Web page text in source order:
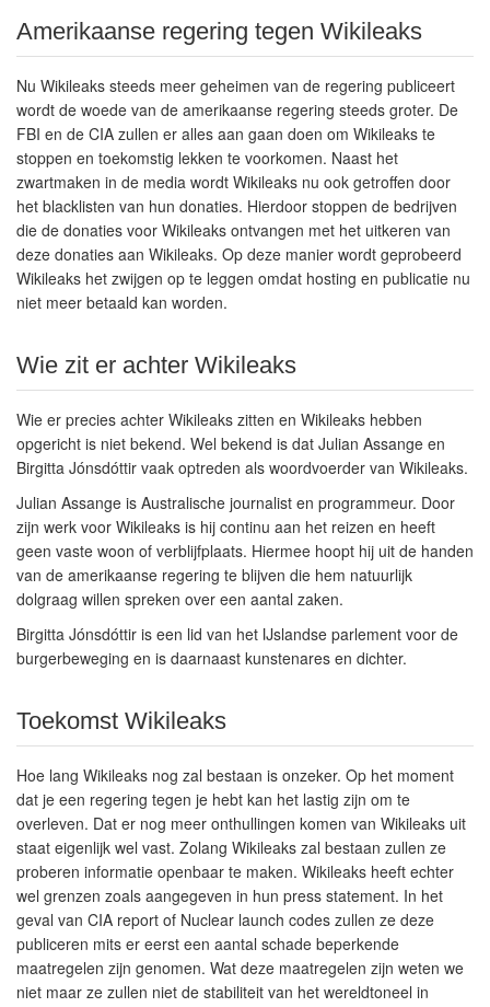
Amerikaanse regering tegen Wikileaks
Nu Wikileaks steeds meer geheimen van de regering publiceert
wordt de woede van de amerikaanse regering steeds groter. De
FBI en de CIA zullen er alles aan gaan doen om Wikileaks te
stoppen en toekomstig lekken te voorkomen. Naast het
zwartmaken in de media wordt Wikileaks nu ook getroffen door
het blacklisten van hun donaties. Hierdoor stoppen de bedrijven
die de donaties voor Wikileaks ontvangen met het uitkeren van
deze donaties aan Wikileaks. Op deze manier wordt geprobeerd
Wikileaks het zwijgen op te leggen omdat hosting en publicatie nu
niet meer betaald kan worden.
Wie zit er achter Wikileaks
Wie er precies achter Wikileaks zitten en Wikileaks hebben
opgericht is niet bekend. Wel bekend is dat Julian Assange en
Birgitta Jónsdóttir vaak optreden als woordvoerder van Wikileaks.
Julian Assange is Australische journalist en programmeur. Door
zijn werk voor Wikileaks is hij continu aan het reizen en heeft
geen vaste woon of verblijfplaats. Hiermee hoopt hij uit de handen
van de amerikaanse regering te blijven die hem natuurlijk
dolgraag willen spreken over een aantal zaken.
Birgitta Jónsdóttir is een lid van het IJslandse parlement voor de
burgerbeweging en is daarnaast kunstenares en dichter.
Toekomst Wikileaks
Hoe lang Wikileaks nog zal bestaan is onzeker. Op het moment
dat je een regering tegen je hebt kan het lastig zijn om te
overleven. Dat er nog meer onthullingen komen van Wikileaks uit
staat eigenlijk wel vast. Zolang Wikileaks zal bestaan zullen ze
proberen informatie openbaar te maken. Wikileaks heeft echter
wel grenzen zoals aangegeven in hun press statement. In het
geval van CIA report of Nuclear launch codes zullen ze deze
publiceren mits er eerst een aantal schade beperkende
maatregelen zijn genomen. Wat deze maatregelen zijn weten we
niet maar ze zullen niet de stabiliteit van het wereldtoneel in